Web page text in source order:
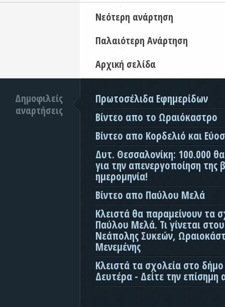
Νεότερη ανάρτηση
Παλαιότερη Ανάρτηση
Αρχική σελίδα
Δημοφιλείς
αναρτήσεις
Πρωτοσέλιδα Εφημερίδων
Βίντεο απο το Ωραιόκαστρο
Βίντεο απο Κορδελιό και
Δυτ. Θεσσαλονίκη: 100.000
για την απενεργοποίηση της
ημερομηνία!
Βίντεο απο Παύλου Μελά
Κλειστά θα παραμείνουν τα
Παύλου Μελά. Τι γίνεται
Νεάπολης Συκεών,
Μενεμένης
Κλειστά τα σχολεία στο
Δευτέρα - Δείτε την επίσημη